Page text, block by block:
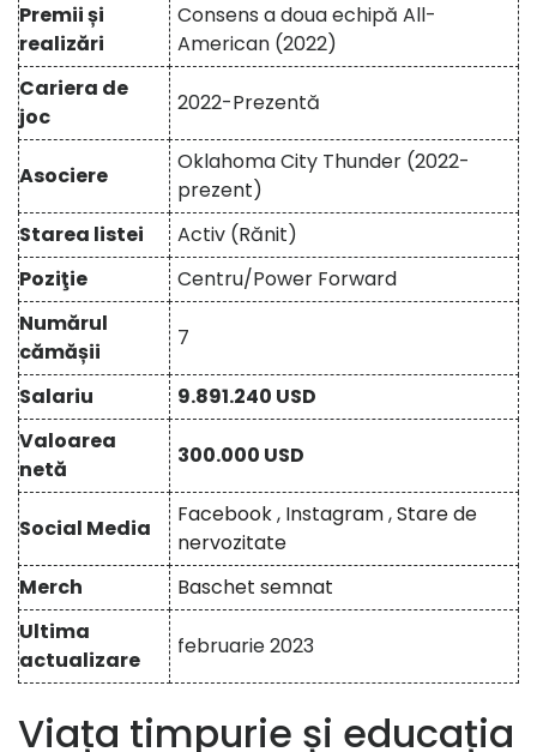
Premii și
realizări
Consens a doua echipă All-
American (2022)
Cariera de
joc
2022-Prezentă
Asociere
Oklahoma City Thunder (2022-
prezent)
Starea listei
Activ (Rănit)
Poziţie
Centru/Power Forward
Numărul
cămășii
7
Salariu
9.891.240 USD
Valoarea
netă
300.000 USD
Social Media
Facebook, Instagram,Stare de
nervozitate
Merch
Baschet semnat
Ultima
actualizare
februarie 2023
Viața timpurie și educația